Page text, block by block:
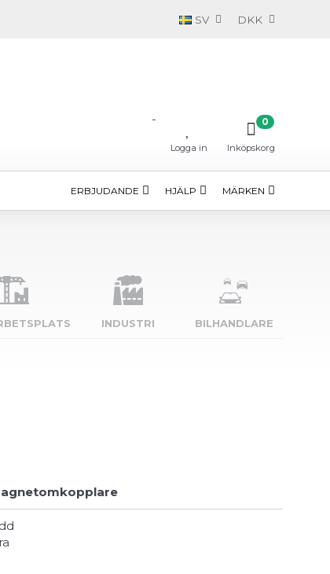
SV DKK
-
Logga in Inköpskorg
0
ERBJUDANDE HJÄLP MÄRKEN
INDUSTRI BILHANDLARE